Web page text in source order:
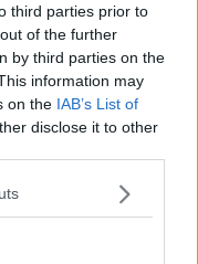
third parties prior to
of the further
by third parties on the
information may
on the IAB’s List of
disclose it to other
bellezza, con le sette
che arrivano fin quasi al
di una volta sono stati
particolar modo dei
a
su questo tratto
che, colpito dal
dipinti. Ad avvalorare
Carlo Starnazzi (1949-
dipinto della